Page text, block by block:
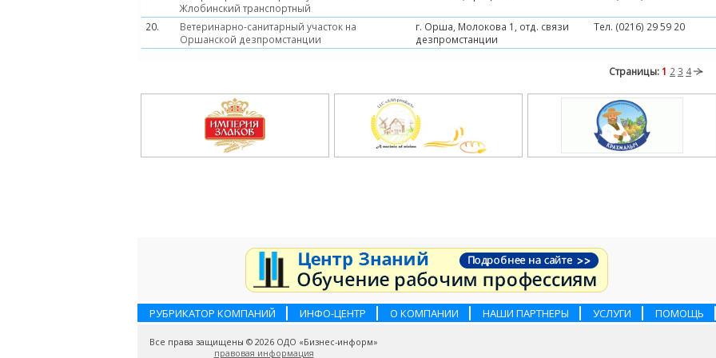
Жлобинский транспортный
20.
Ветеринарно-санитарный участок на
Оршанской дезпромстанции
г. Орша, Молокова 1, отд. связи
дезпромстанции
Тел. (0216) 29 59 20
Страницы: 1 2 3 4
РУБРИКАТОР КОМПАНИЙ ИНФО-ЦЕНТР О КОМПАНИИ НАШИ ПАРТНЕРЫ УСЛУГИ ПОМОЩЬ
Все права защищены © 2026 ОДО «Бизнес-информ»
правовая информация